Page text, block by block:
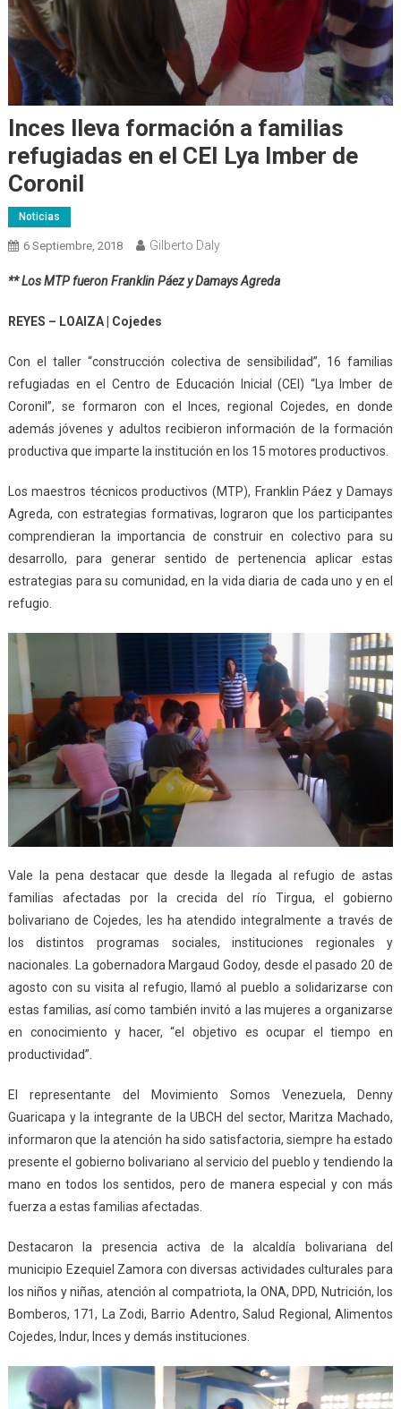
Inces lleva formación a familias
refugiadas en el CEI Lya Imber de
Coronil
Noticias
6 Septiembre, 2018 Gilberto Daly
** Los MTP fueron Franklin Páez y Damays Agreda
REYES – LOAIZA | Cojedes
Con el taller “construcción colectiva de sensibilidad”, 16 familias
refugiadas en el Centro de Educación Inicial (CEI) “Lya Imber de
Coronil”, se formaron con el Inces, regional Cojedes, en donde
además jóvenes y adultos recibieron información de la formación
productiva que imparte la institución en los 15 motores productivos.
Los maestros técnicos productivos (MTP), Franklin Páez y Damays
Agreda, con estrategias formativas, lograron que los participantes
comprendieran la importancia de construir en colectivo para su
desarrollo, para generar sentido de pertenencia aplicar estas
estrategias para su comunidad, en la vida diaria de cada uno y en el
refugio.
Vale la pena destacar que desde la llegada al refugio de astas
familias afectadas por la crecida del río Tirgua, el gobierno
bolivariano de Cojedes, les ha atendido integralmente a través de
los distintos programas sociales, instituciones regionales y
nacionales. La gobernadora Margaud Godoy, desde el pasado 20 de
agosto con su visita al refugio, llamó al pueblo a solidarizarse con
estas familias, así como también invitó a las mujeres a organizarse
en conocimiento y hacer, “el objetivo es ocupar el tiempo en
productividad”.
El representante del Movimiento Somos Venezuela, Denny
Guaricapa y la integrante de la UBCH del sector, Maritza Machado,
informaron que la atención ha sido satisfactoria, siempre ha estado
presente el gobierno bolivariano al servicio del pueblo y tendiendo la
mano en todos los sentidos, pero de manera especial y con más
fuerza a estas familias afectadas.
Destacaron la presencia activa de la alcaldía bolivariana del
municipio Ezequiel Zamora con diversas actividades culturales para
los niños y niñas, atención al compatriota, la ONA, DPD, Nutrición, los
Bomberos, 171, La Zodi, Barrio Adentro, Salud Regional, Alimentos
Cojedes, Indur, Inces y demás instituciones.